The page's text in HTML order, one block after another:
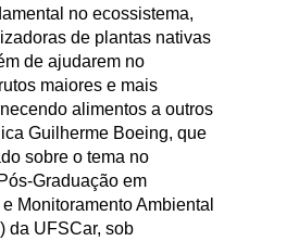
no ecossistema,
de plantas nativas
de ajudarem no
maiores e mais
alimentos a outros
Guilherme Boeing, que
sobre o tema no
Graduação em
Monitoramento Ambiental
da UFSCar, sob